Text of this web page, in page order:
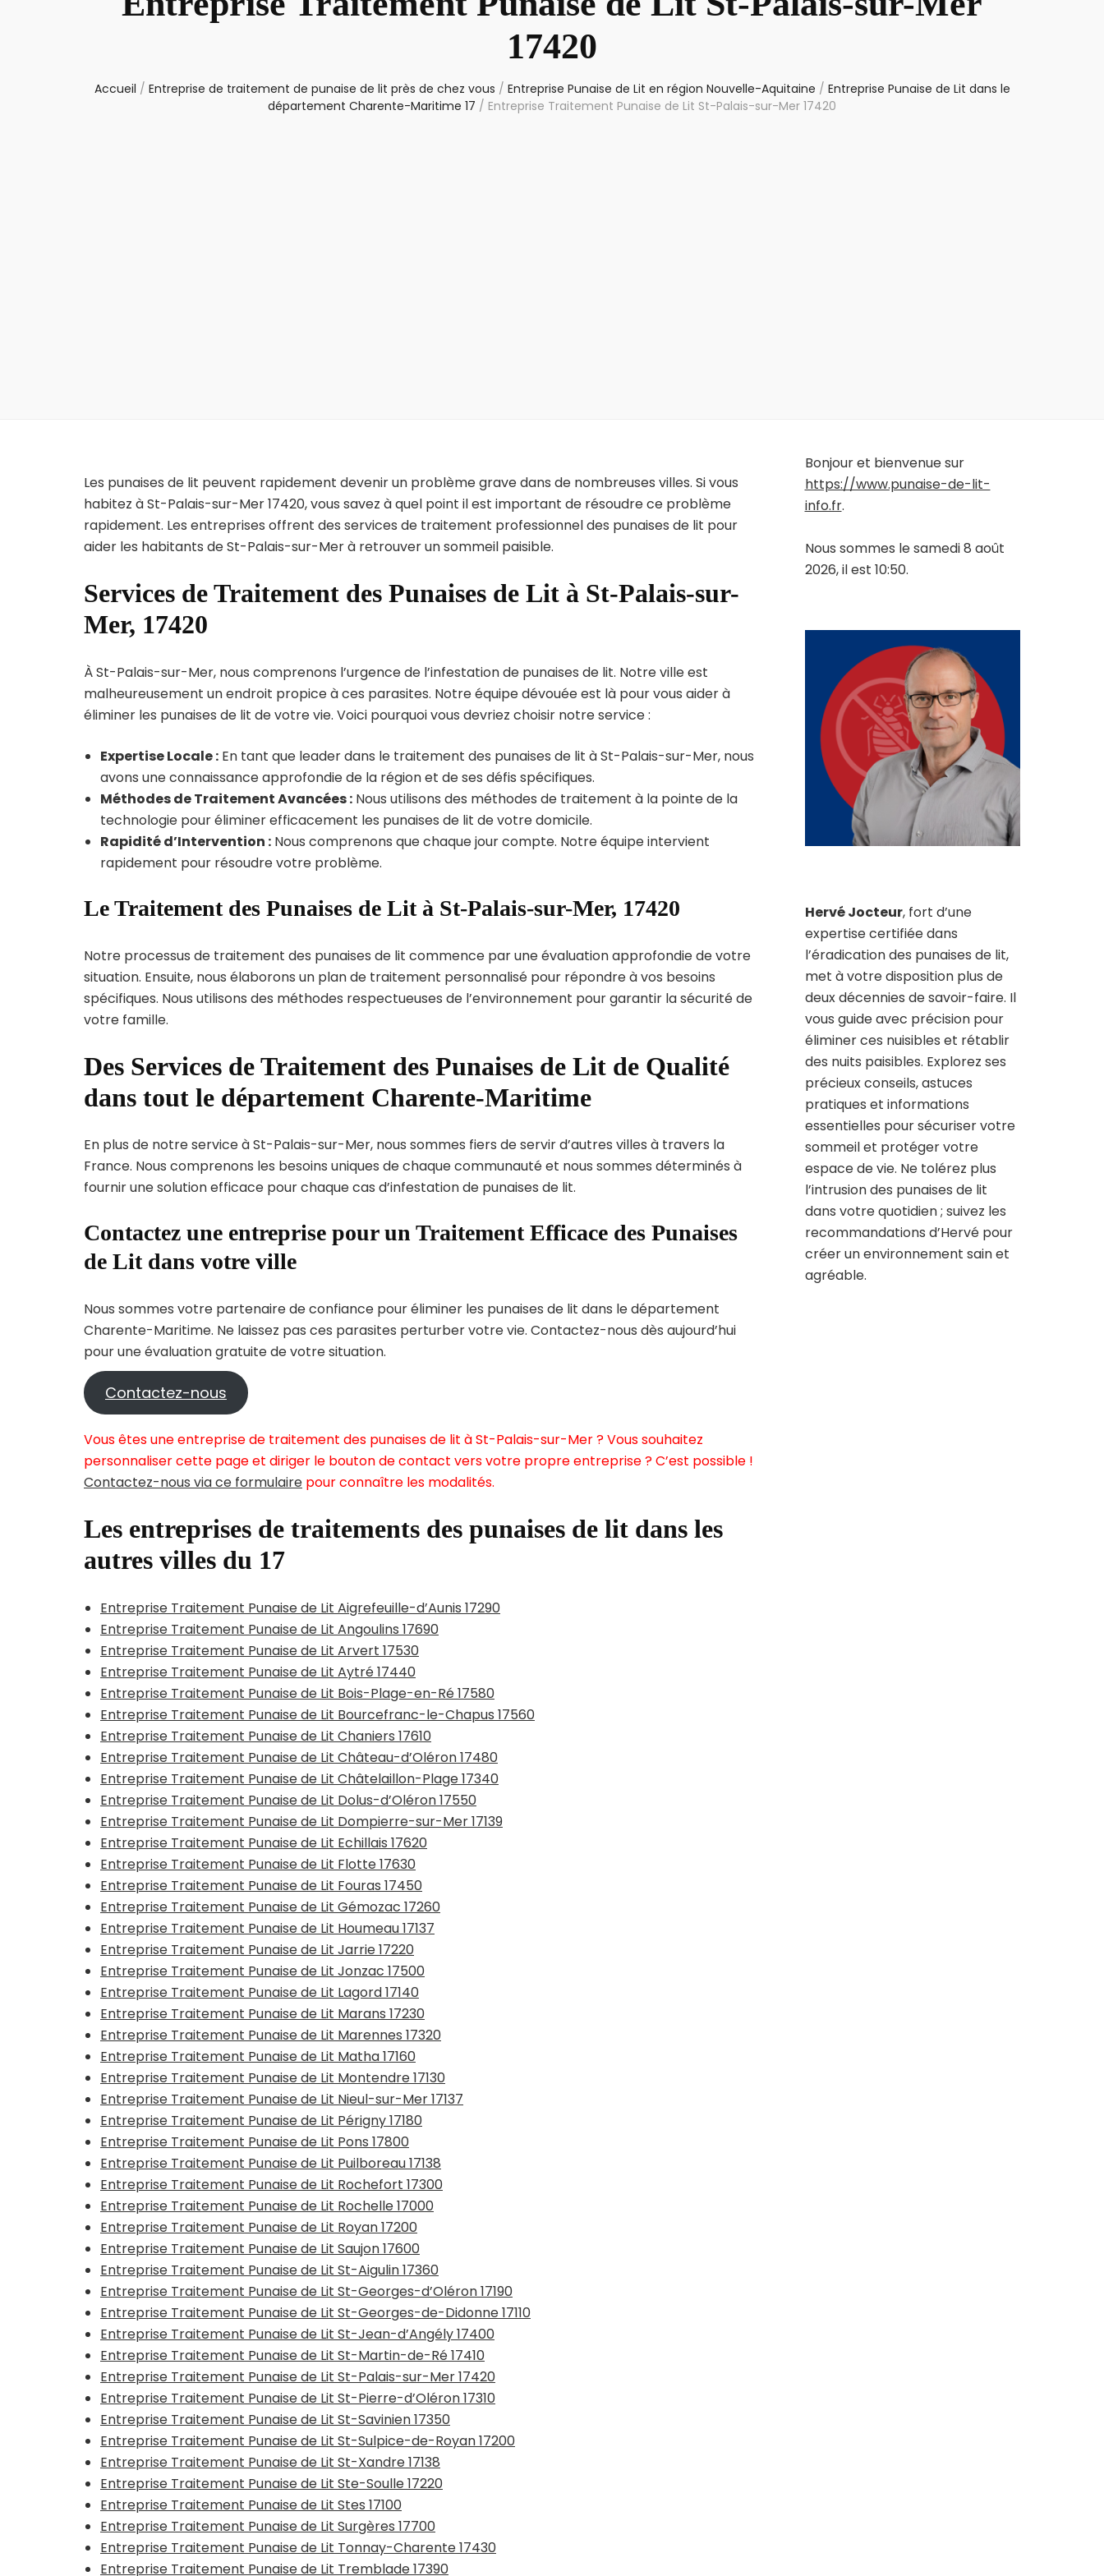
17420
Accueil / Entreprise de traitement de punaise de lit près de chez vous / Entreprise Punaise de Lit en région Nouvelle-Aquitaine / Entreprise Punaise de Lit dans le
département Charente-Maritime 17 / Entreprise Traitement Punaise de Lit St-Palais-sur-Mer 17420
Les punaises de lit peuvent rapidement devenir un problème grave dans de nombreuses villes. Si vous
habitez à St-Palais-sur-Mer 17420, vous savez à quel point il est important de résoudre ce problème
rapidement. Les entreprises offrent des services de traitement professionnel des punaises de lit pour
aider les habitants de St-Palais-sur-Mer à retrouver un sommeil paisible.
Services de Traitement des Punaises de Lit à St-Palais-sur-
Mer, 17420
À St-Palais-sur-Mer, nous comprenons l’urgence de l’infestation de punaises de lit. Notre ville est
malheureusement un endroit propice à ces parasites. Notre équipe dévouée est là pour vous aider à
éliminer les punaises de lit de votre vie. Voici pourquoi vous devriez choisir notre service :
Expertise Locale : En tant que leader dans le traitement des punaises de lit à St-Palais-sur-Mer, nous
avons une connaissance approfondie de la région et de ses défis spécifiques.
Méthodes de Traitement Avancées : Nous utilisons des méthodes de traitement à la pointe de la
technologie pour éliminer efficacement les punaises de lit de votre domicile.
Rapidité d’Intervention : Nous comprenons que chaque jour compte. Notre équipe intervient
rapidement pour résoudre votre problème.
Le Traitement des Punaises de Lit à St-Palais-sur-Mer, 17420
Notre processus de traitement des punaises de lit commence par une évaluation approfondie de votre
situation. Ensuite, nous élaborons un plan de traitement personnalisé pour répondre à vos besoins
spécifiques. Nous utilisons des méthodes respectueuses de l’environnement pour garantir la sécurité de
votre famille.
Des Services de Traitement des Punaises de Lit de Qualité
dans tout le département Charente-Maritime
En plus de notre service à St-Palais-sur-Mer, nous sommes fiers de servir d’autres villes à travers la
France. Nous comprenons les besoins uniques de chaque communauté et nous sommes déterminés à
fournir une solution efficace pour chaque cas d’infestation de punaises de lit.
Contactez une entreprise pour un Traitement Efficace des Punaises
de Lit dans votre ville
Nous sommes votre partenaire de confiance pour éliminer les punaises de lit dans le département
Charente-Maritime. Ne laissez pas ces parasites perturber votre vie. Contactez-nous dès aujourd’hui
pour une évaluation gratuite de votre situation.
Contactez-nous
Vous êtes une entreprise de traitement des punaises de lit à St-Palais-sur-Mer ? Vous souhaitez
personnaliser cette page et diriger le bouton de contact vers votre propre entreprise ? C’est possible !
Contactez-nous via ce formulaire pour connaître les modalités.
Les entreprises de traitements des punaises de lit dans les
autres villes du 17
Entreprise Traitement Punaise de Lit Aigrefeuille-d’Aunis 17290
Entreprise Traitement Punaise de Lit Angoulins 17690
Entreprise Traitement Punaise de Lit Arvert 17530
Entreprise Traitement Punaise de Lit Aytré 17440
Entreprise Traitement Punaise de Lit Bois-Plage-en-Ré 17580
Entreprise Traitement Punaise de Lit Bourcefranc-le-Chapus 17560
Entreprise Traitement Punaise de Lit Chaniers 17610
Entreprise Traitement Punaise de Lit Château-d’Oléron 17480
Entreprise Traitement Punaise de Lit Châtelaillon-Plage 17340
Entreprise Traitement Punaise de Lit Dolus-d’Oléron 17550
Entreprise Traitement Punaise de Lit Dompierre-sur-Mer 17139
Entreprise Traitement Punaise de Lit Echillais 17620
Entreprise Traitement Punaise de Lit Flotte 17630
Entreprise Traitement Punaise de Lit Fouras 17450
Entreprise Traitement Punaise de Lit Gémozac 17260
Entreprise Traitement Punaise de Lit Houmeau 17137
Entreprise Traitement Punaise de Lit Jarrie 17220
Entreprise Traitement Punaise de Lit Jonzac 17500
Entreprise Traitement Punaise de Lit Lagord 17140
Entreprise Traitement Punaise de Lit Marans 17230
Entreprise Traitement Punaise de Lit Marennes 17320
Entreprise Traitement Punaise de Lit Matha 17160
Entreprise Traitement Punaise de Lit Montendre 17130
Entreprise Traitement Punaise de Lit Nieul-sur-Mer 17137
Entreprise Traitement Punaise de Lit Périgny 17180
Entreprise Traitement Punaise de Lit Pons 17800
Entreprise Traitement Punaise de Lit Puilboreau 17138
Entreprise Traitement Punaise de Lit Rochefort 17300
Entreprise Traitement Punaise de Lit Rochelle 17000
Entreprise Traitement Punaise de Lit Royan 17200
Entreprise Traitement Punaise de Lit Saujon 17600
Entreprise Traitement Punaise de Lit St-Aigulin 17360
Entreprise Traitement Punaise de Lit St-Georges-d’Oléron 17190
Entreprise Traitement Punaise de Lit St-Georges-de-Didonne 17110
Entreprise Traitement Punaise de Lit St-Jean-d’Angély 17400
Entreprise Traitement Punaise de Lit St-Martin-de-Ré 17410
Entreprise Traitement Punaise de Lit St-Palais-sur-Mer 17420
Entreprise Traitement Punaise de Lit St-Pierre-d’Oléron 17310
Entreprise Traitement Punaise de Lit St-Savinien 17350
Entreprise Traitement Punaise de Lit St-Sulpice-de-Royan 17200
Entreprise Traitement Punaise de Lit St-Xandre 17138
Entreprise Traitement Punaise de Lit Ste-Soulle 17220
Entreprise Traitement Punaise de Lit Stes 17100
Entreprise Traitement Punaise de Lit Surgères 17700
Entreprise Traitement Punaise de Lit Tonnay-Charente 17430
Entreprise Traitement Punaise de Lit Tremblade 17390
Bonjour et bienvenue sur
https://www.punaise-de-lit-
info.fr.
Nous sommes le samedi 8 août
2026, il est 10:50.
Hervé Jocteur, fort d’une
expertise certifiée dans
l’éradication des punaises de lit,
met à votre disposition plus de
deux décennies de savoir-faire. Il
vous guide avec précision pour
éliminer ces nuisibles et rétablir
des nuits paisibles. Explorez ses
précieux conseils, astuces
pratiques et informations
essentielles pour sécuriser votre
sommeil et protéger votre
espace de vie. Ne tolérez plus
l’intrusion des punaises de lit
dans votre quotidien ; suivez les
recommandations d’Hervé pour
créer un environnement sain et
agréable.